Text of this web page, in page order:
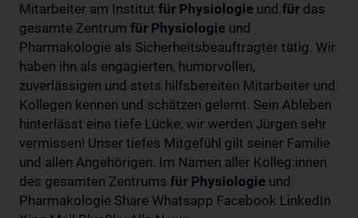
Mitarbeiter am Institut für Physiologie und für das
gesamte Zentrum für Physiologie und
Pharmakologie als Sicherheitsbeauftragter tätig. Wir
haben ihn als engagierten, humorvollen,
zuverlässigen und stets hilfsbereiten Mitarbeiter und
Kollegen kennen und schätzen gelernt. Sein Ableben
hinterlässt eine tiefe Lücke, wir werden Jürgen sehr
vermissen! Unser tiefes Mitgefühl gilt seiner Familie
und allen Angehörigen. Im Namen aller Kolleg:innen
des gesamten Zentrums für Physiologie und
Pharmakologie Share Whatsapp Facebook LinkedIn